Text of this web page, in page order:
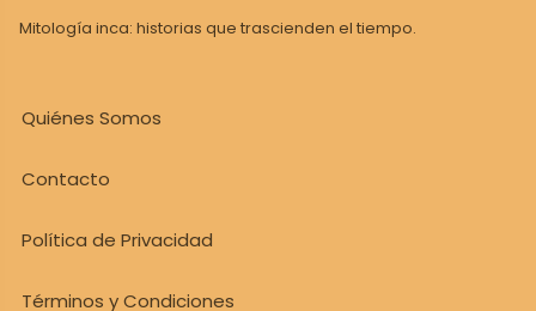
Mitología inca: historias que trascienden el tiempo.
Quiénes Somos
Contacto
Política de Privacidad
Términos y Condiciones